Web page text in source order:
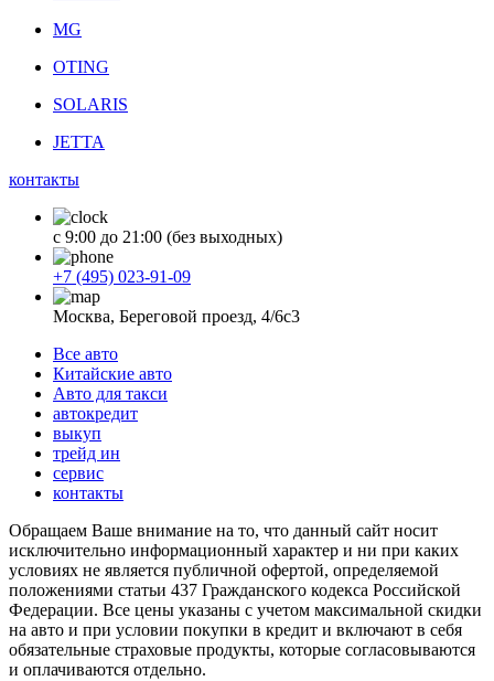
MG
OTING
SOLARIS
JETTA
контакты
с 9:00 до 21:00 (без выходных)
+7 (495) 023-91-09
Москва, Береговой проезд, 4/6с3
Все авто
Китайские авто
Авто для такси
автокредит
выкуп
трейд ин
сервис
контакты
Обращаем Ваше внимание на то, что данный сайт носит
исключительно информационный характер и ни при каких
условиях не является публичной офертой, определяемой
положениями статьи 437 Гражданского кодекса Российской
Федерации. Все цены указаны с учетом максимальной скидки
на авто и при условии покупки в кредит и включают в себя
обязательные страховые продукты, которые согласовываются
и оплачиваются отдельно.